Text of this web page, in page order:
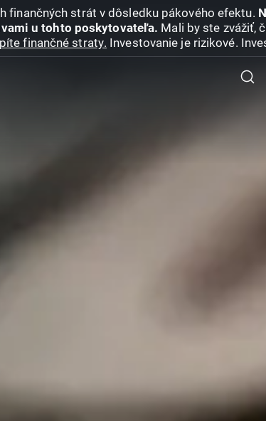
finančných strát v dôsledku pákového efektu.
u tohto poskytovateľa. Mali by ste zvážiť,
finančné straty. Investovanie je rizikové.